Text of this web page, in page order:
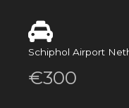
Schiphol Airport
€300